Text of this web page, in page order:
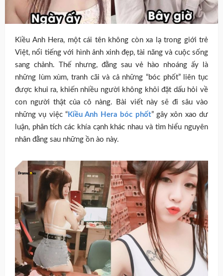
Kiều Anh Hera, một cái tên không còn xa lạ trong giới trẻ
Việt, nổi tiếng với hình ảnh xinh đẹp, tài năng và cuộc sống
sang chảnh. Thế nhưng, đằng sau vẻ hào nhoáng ấy là
những lùm xùm, tranh cãi và cả những “bóc phốt” liên tục
được khui ra, khiến nhiều người không khỏi đặt dấu hỏi về
con người thật của cô nàng. Bài viết này sẽ đi sâu vào
những vụ việc “ Kiều Anh Hera bóc phốt” gây xôn xao dư
luận, phân tích các khía cạnh khác nhau và tìm hiểu nguyên
nhân đằng sau những ồn ào này.